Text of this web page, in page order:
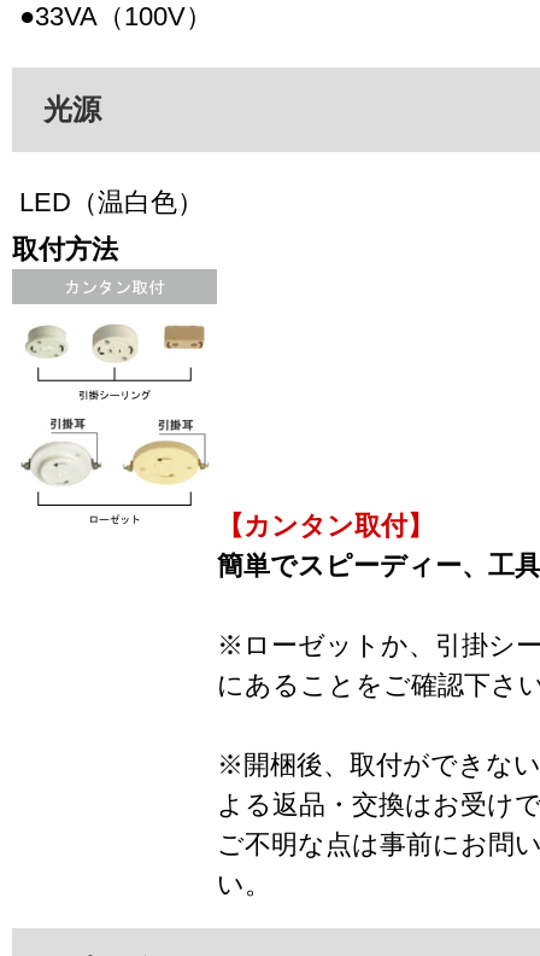
●33VA（100V）
光源
LED（温白色）
取付方法
【カンタン取付】
簡単でスピーディー、工
※ローゼットか、引掛シ
にあることをご確認下さ
※開梱後、取付ができな
よる返品・交換はお受け
ご不明な点は事前にお問
い。